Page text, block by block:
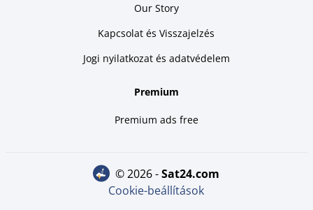
Our Story
Kapcsolat és Visszajelzés
Jogi nyilatkozat és adatvédelem
Premium
Premium ads free
© 2026 - sat24.com
Cookie-beállítások